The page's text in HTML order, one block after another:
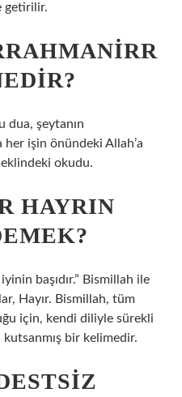
getirilir.
dua, şeytanın
işin önündeki Allah’a
okudu.
HAYRIN
başıdır.” Bismillah ile
Hayır. Bismillah, tüm
için, kendi diliyle sürekli
bir kelimedir.